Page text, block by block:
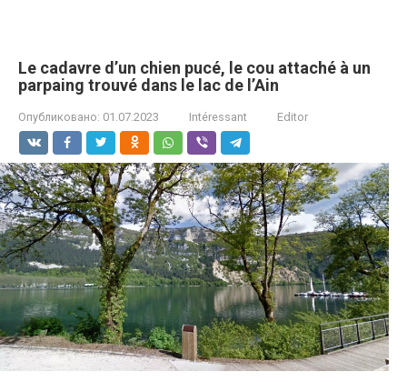
Le cаdavre d’un chien pucé, le cou attаché à un
parpaing trouvé dans le lac de l’Ain
Опубликовано: 01.07.2023 Intéressant Editor